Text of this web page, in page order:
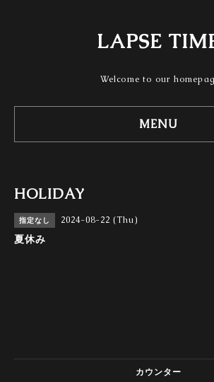
LAPSE
Welcome to our
MENU
HOLIDAY
指定なし 2024-08-22 (Thu)
夏休み
カウンター